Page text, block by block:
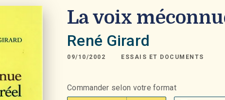
La voix
René Girard
09/10/2002 ESSAIS ET DOCUMENTS
Commander selon votre format